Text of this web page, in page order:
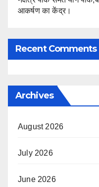
आकर्षण का केंद्र।
Recent Comments
Archives
August 2026
July 2026
June 2026